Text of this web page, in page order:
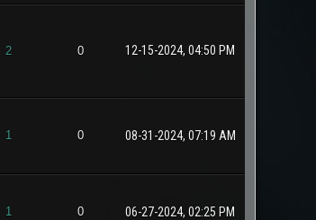
2 0 12-15-2024, 04:50 PM
1 0 08-31-2024, 07:19 AM
1 0 06-27-2024, 02:25 PM